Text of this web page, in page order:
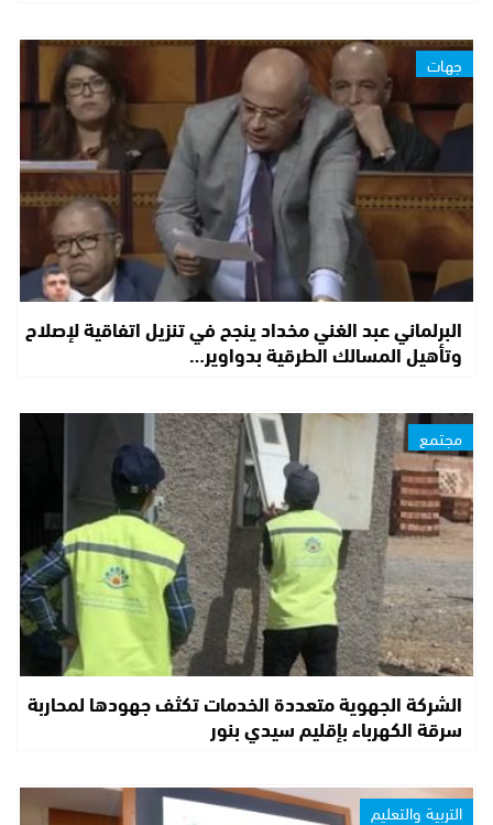
جهات
البرلماني عبد الغني مخداد ينجح في تنزيل اتفاقية لإصلاح
وتأهيل المسالك الطرقية بدواوير…
مجتمع
الشركة الجهوية متعددة الخدمات تكثف جهودها لمحاربة
سرقة الكهرباء بإقليم سيدي بنور
التربية والتعليم